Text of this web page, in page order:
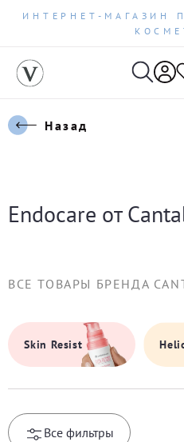
ИНТЕРНЕТ-МАГАЗИН
Назад
Endocare от
ВСЕ ТОВАРЫ БРЕНДА
Skin Resist
Все фильтры